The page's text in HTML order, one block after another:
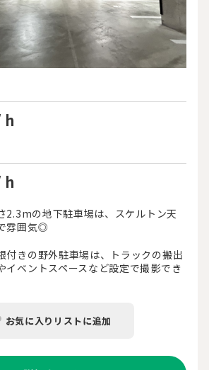
h
h
2.3mの地下駐車場は、スケルトン天
雰囲気◎
付きの野外駐車場は、トラックの搬出
イベントスペースなど設定で撮影でき
お気に入りリストに追加